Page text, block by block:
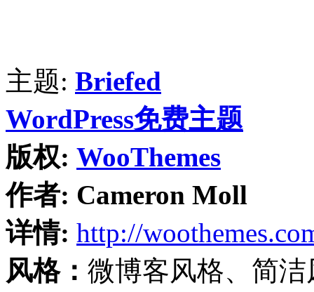
主题: Briefed
WordPress免费主题
版权: WooThemes
作者: Cameron Moll
详情: http://
风格： 微博客风格、简